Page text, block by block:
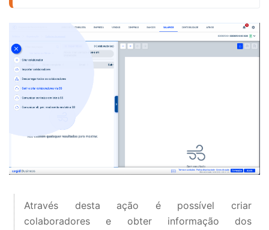
Através desta ação é possível criar
colaboradores e obter informação dos